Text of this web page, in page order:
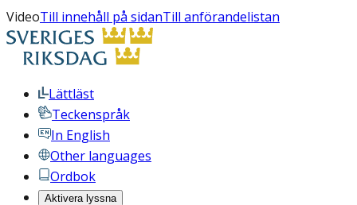
VideoTill innehåll på sidanTill anförandelistan
Lättläst
Teckenspråk
In English
Other languages
Ordbok
Aktivera lyssna